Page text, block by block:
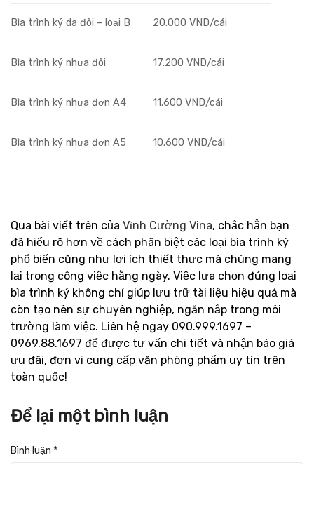
Bìa trình ký da đôi – loại B 20.000 VND/cái
Bìa trình ký nhựa đôi 17.200 VND/cái
Bìa trình ký nhựa đơn A4 11.600 VND/cái
Bìa trình ký nhựa đơn A5 10.600 VND/cái
Qua bài viết trên của Vĩnh Cường Vina, chắc hẳn bạn
đã hiểu rõ hơn về cách phân biệt các loại bìa trình ký
phổ biến cũng như lợi ích thiết thực mà chúng mang
lại trong công việc hằng ngày. Việc lựa chọn đúng loại
bìa trình ký không chỉ giúp lưu trữ tài liệu hiệu quả mà
còn tạo nên sự chuyên nghiệp, ngăn nắp trong môi
trường làm việc. Liên hệ ngay 090.999.1697 –
0969.88.1697 để được tư vấn chi tiết và nhận báo giá
ưu đãi, đơn vị cung cấp văn phòng phẩm uy tín trên
toàn quốc!
Để lại một bình luận
Bình luận *